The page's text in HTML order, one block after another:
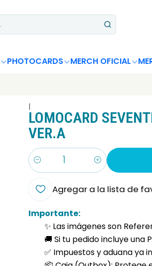
PHOTOCARDS MERCH OFICIAL
|
LOMOCARD
VER.A
Cantidad
Agregar a la lista de
Importante:
✨ Las imágenes son
🚚 Si tu pedido incluye una
✅ Impuestos y aduana ya